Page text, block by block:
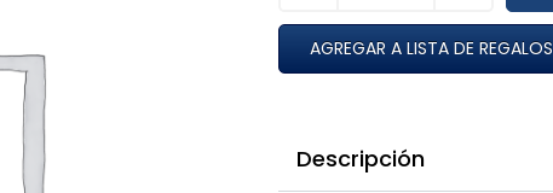
AGREGAR A LISTA DE REGALOS
Descripción